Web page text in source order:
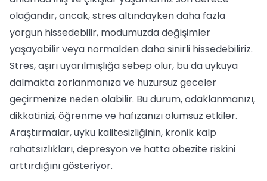
olağandır, ancak, stres altındayken daha fazla
yorgun hissedebilir, modumuzda değişimler
yaşayabilir veya normalden daha sinirli hissedebiliriz.
Stres, aşırı uyarılmışlığa sebep olur, bu da uykuya
dalmakta zorlanmanıza ve huzursuz geceler
geçirmenize neden olabilir. Bu durum, odaklanmanızı,
dikkatinizi, öğrenme ve hafızanızı olumsuz etkiler.
Araştırmalar, uyku kalitesizliğinin, kronik kalp
rahatsızlıkları, depresyon ve hatta obezite riskini
arttırdığını gösteriyor.